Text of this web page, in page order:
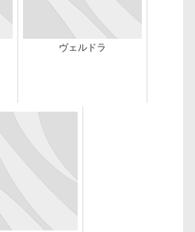
ヴェルドラ